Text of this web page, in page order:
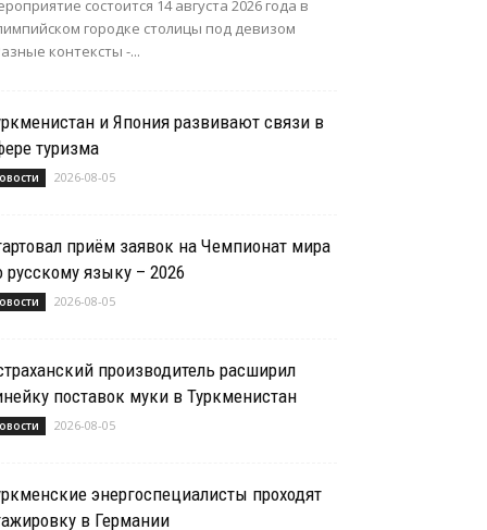
состоится 14 августа 2026 года в
городке столицы под девизом
контексты -...
и Япония развивают связи в
туризма
2026-08-05
приём заявок на Чемпионат мира
русскому языку – 2026
2026-08-05
производитель расширил
поставок муки в Туркменистан
2026-08-05
энергоспециалисты проходят
в Германии